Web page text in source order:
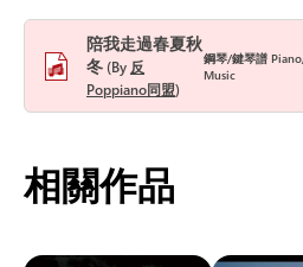
陪我走過春夏秋
冬 By 反
Poppiano同盟
鋼琴/鍵琴譜
Music
相關作品